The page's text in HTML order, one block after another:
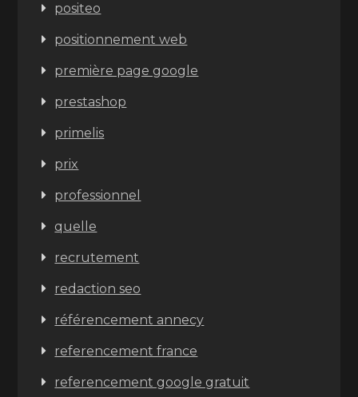
positeo
positionnement web
première page google
prestashop
primelis
prix
professionnel
quelle
recrutement
redaction seo
référencement annecy
referencement france
referencement google gratuit